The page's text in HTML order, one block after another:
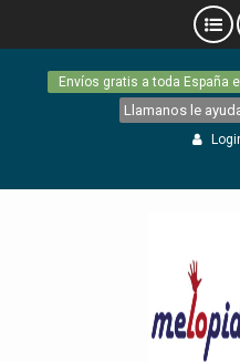
Envíos gratis a toda España
Llamanos le